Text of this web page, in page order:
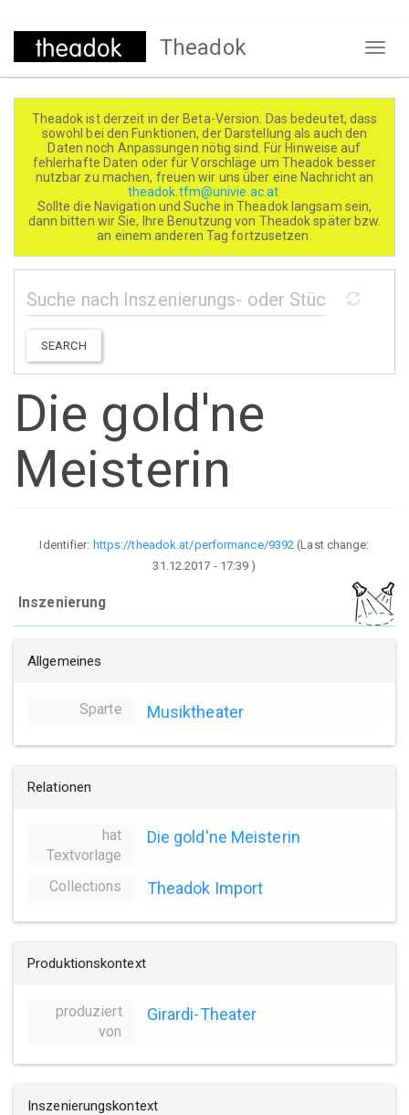
Direkt
Theadok
Theadok ist derzeit in der Beta-Version. Das bedeutet, dass
sowohl bei den Funktionen, der Darstellung als auch den
Daten noch Anpassungen nötig sind. Für Hinweise auf
fehlerhafte Daten oder für Vorschläge um Theadok besser
nutzbar zu machen, freuen wir uns über eine Nachricht an
theadok.tfm@univie.ac.at
Sollte die Navigation und Suche in Theadok langsam sein,
dann bitten wir Sie, Ihre Benutzung von Theadok später bzw.
an einem anderen Tag fortzusetzen.
SEARCH
Die gold'ne
Meisterin
Identifier: https://theadok.at/performance/9392 (Last change:
31.12.2017 - 17:39 )
Inszenierung
Allgemeines
Sparte Musiktheater
Relationen
hat
Textvorlage
Die gold'ne Meisterin
Collections Theadok Import
Produktionskontext
produziert
von
Girardi-Theater
Inszenierungskontext